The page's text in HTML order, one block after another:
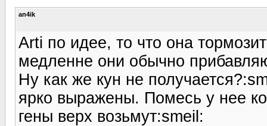
an4ik
Arti по идее, то что она
медленне они обычно
Ну как же кун не
ярко выражены. Помесь у нее
гены верх возьмут:smeil: